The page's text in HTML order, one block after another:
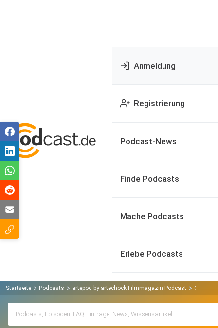
Anmeldung
Registrierung
Podcast-News
Finde Podcasts
Mache Podcasts
Erlebe Podcasts
Startseite Podcasts artepod by artechock Filmmagazin Podcast Cannes